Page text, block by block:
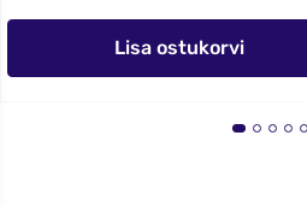
Lisa ostukorvi